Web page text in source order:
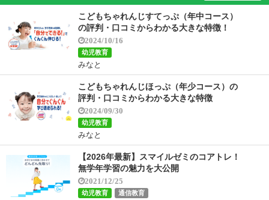
こどもちゃれんじすてっぷ（年中コース）
の評判・口コミからわかる大きな特徴！
2024/10/16
幼児教育
みなと
こどもちゃれんじほっぷ（年少コース）の
評判・口コミからわかる大きな特徴
2024/09/30
幼児教育
みなと
【2026年最新】スマイルゼミのコアトレ！
無学年学習の魅力を大公開
2021/12/25
幼児教育 通信教育